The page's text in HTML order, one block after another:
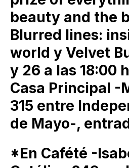
beauty and the
Blurred lines:
world y Velvet
y 26 a las 18:00
Casa Principal -
315 entre
de Mayo-,
*En Cafété -